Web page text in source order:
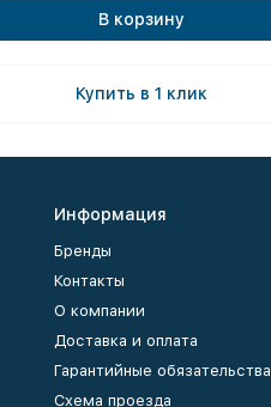
В корзину
Купить в 1 клик
Информация
Бренды
Контакты
О компании
Доставка и оплата
Гарантийные обязательства
Схема проезда